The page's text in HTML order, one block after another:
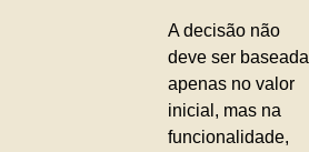
A decisão não
deve ser baseada
apenas no valor
inicial, mas na
funcionalidade,